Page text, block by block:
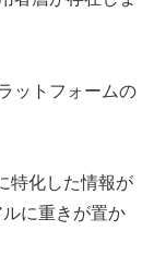
ットフォームの
特化した情報が
に重きが置か